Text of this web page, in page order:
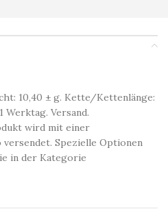
10,40 ± g. Kette/Kettenlänge:
Werktag. Versand.
wird mit einer
Spezielle Optionen
in der Kategorie